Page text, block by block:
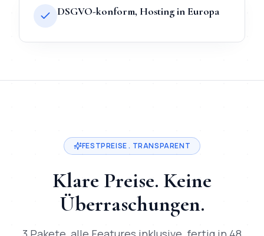
DSGVO-konform, Hosting in Europa
FESTPREISE . TRANSPARENT
Klare Preise. Keine
Überraschungen.